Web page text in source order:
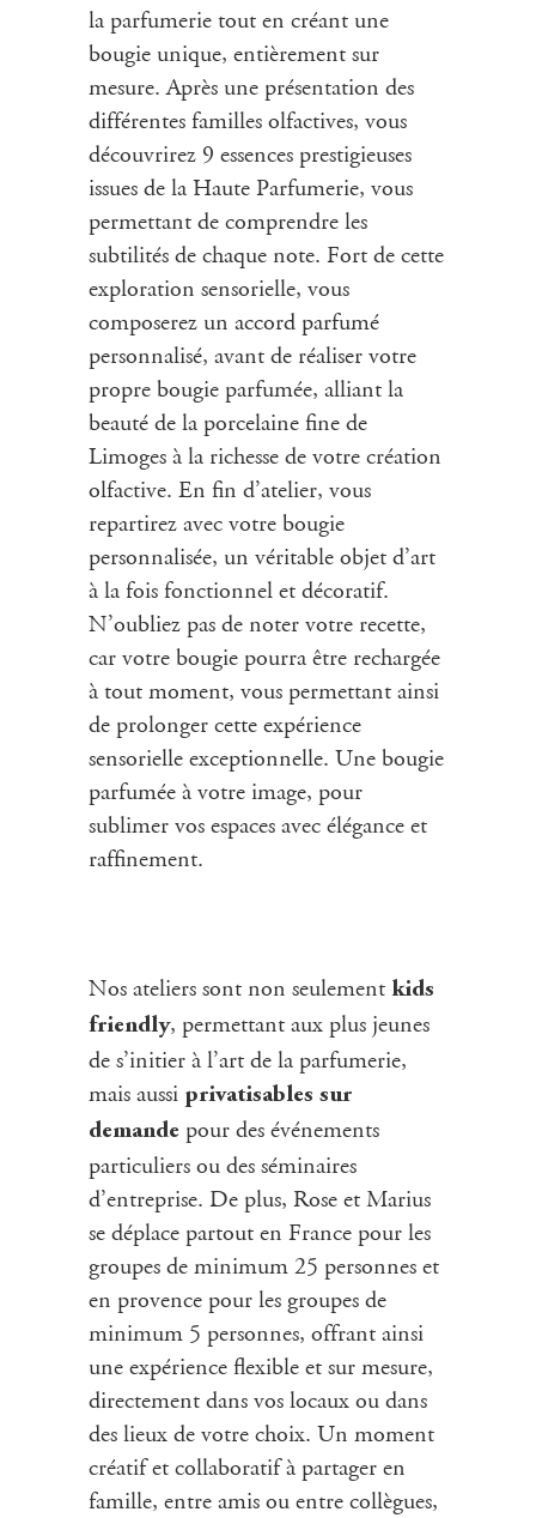
la parfumerie tout en créant une
bougie unique, entièrement sur
mesure. Après une présentation des
différentes familles olfactives, vous
découvrirez 9 essences prestigieuses
issues de la Haute Parfumerie, vous
permettant de comprendre les
subtilités de chaque note. Fort de cette
exploration sensorielle, vous
composerez un accord parfumé
personnalisé, avant de réaliser votre
propre bougie parfumée, alliant la
beauté de la porcelaine fine de
Limoges à la richesse de votre création
olfactive. En fin d’atelier, vous
repartirez avec votre bougie
personnalisée, un véritable objet d’art
à la fois fonctionnel et décoratif.
N’oubliez pas de noter votre recette,
car votre bougie pourra être rechargée
à tout moment, vous permettant ainsi
de prolonger cette expérience
sensorielle exceptionnelle. Une bougie
parfumée à votre image, pour
sublimer vos espaces avec élégance et
raffinement.
Nos ateliers sont non seulement kids
friendly, permettant aux plus jeunes
de s’initier à l’art de la parfumerie,
mais aussi privatisables sur
demande pour des événements
particuliers ou des séminaires
d’entreprise. De plus, Rose et Marius
se déplace partout en France pour les
groupes de minimum 25 personnes et
en provence pour les groupes de
minimum 5 personnes, offrant ainsi
une expérience flexible et sur mesure,
directement dans vos locaux ou dans
des lieux de votre choix. Un moment
créatif et collaboratif à partager en
famille, entre amis ou entre collègues,